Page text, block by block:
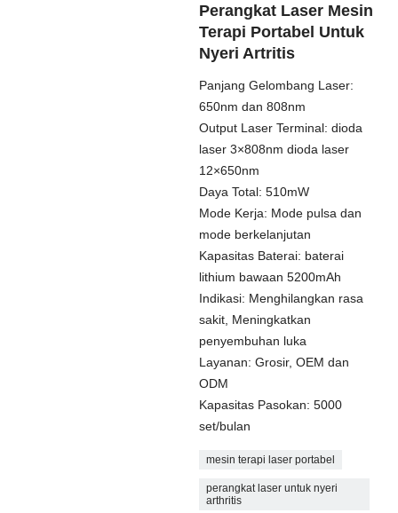
Perangkat Laser Mesin
Terapi Portabel Untuk
Nyeri Artritis
Panjang Gelombang Laser:
650nm dan 808nm
Output Laser Terminal: dioda
laser 3×808nm dioda laser
12×650nm
Daya Total: 510mW
Mode Kerja: Mode pulsa dan
mode berkelanjutan
Kapasitas Baterai: baterai
lithium bawaan 5200mAh
Indikasi: Menghilangkan rasa
sakit, Meningkatkan
penyembuhan luka
Layanan: Grosir, OEM dan
ODM
Kapasitas Pasokan: 5000
set/bulan
mesin terapi laser portabel
perangkat laser untuk nyeri
arthritis